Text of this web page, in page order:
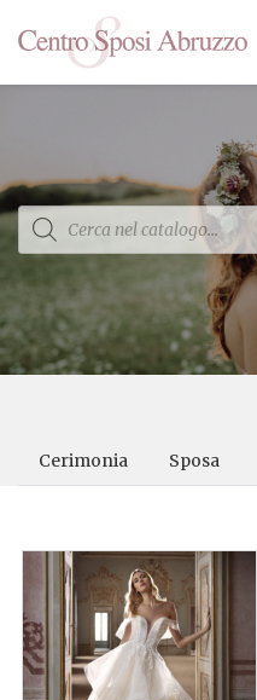
Products
search
Cerimonia Sposa